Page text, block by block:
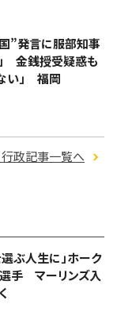
”発言に服部知事
金銭授受疑惑も
い」 福岡
行政記事一覧へ
ぶ人生に」ホーク
手 マーリンズ入